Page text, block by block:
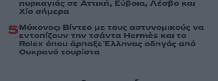
πυρκαγιάς σε Αττική, Εύβοια, Λέσβο και
Χίο σήμερα
5Μύκονος: Βίντεο με τους αστυνομικούς να
εντοπίζουν την τσάντα Hermès και το
Rolex όπου άρπαξε Έλληνας οδηγός από
Ουκρανό τουρίστα